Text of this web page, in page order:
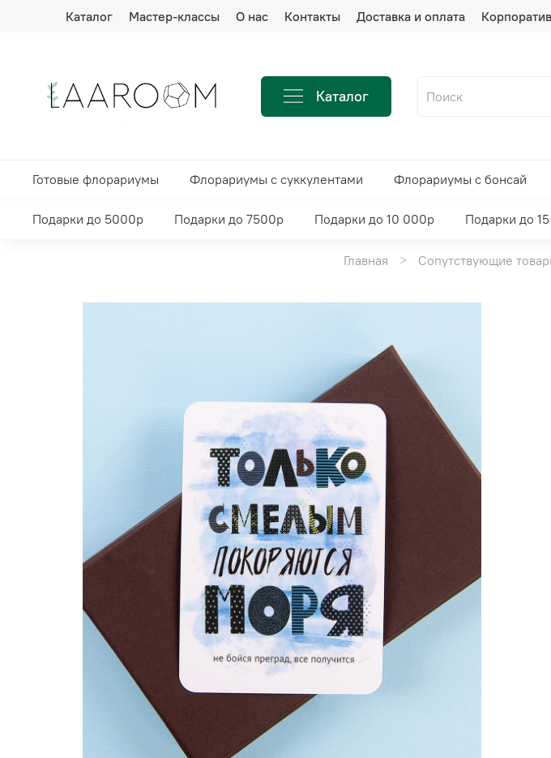
Каталог Мастер-классы О нас Контакты Доставка и оплата
Каталог
Готовые флорариумы Флорариумы с суккулентами Флорариумы с бонсай
Подарки до 5000р Подарки до 7500р Подарки до 10 000р Подарки до
Главная Сопутствующие